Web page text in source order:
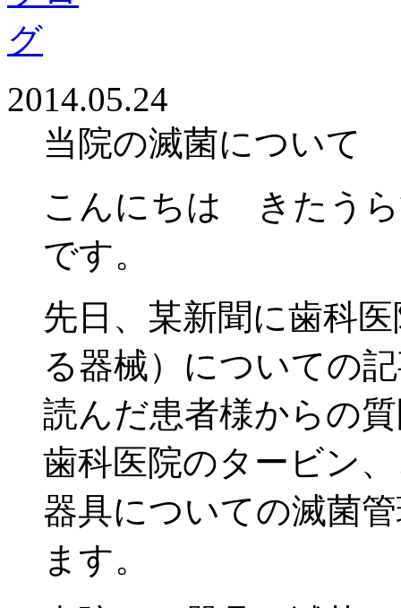
2014.05.24
当院の滅菌について
こんにちは きたうら
です。
先日、某新聞に歯科
る器械）についての
読んだ患者様からの
歯科医院のタービン
器具についての滅菌
ます。